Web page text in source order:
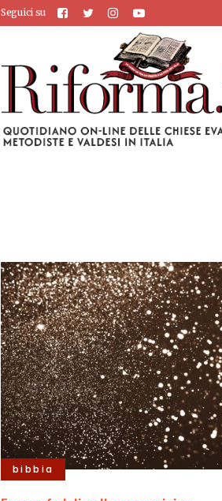
Seguici su
bibbia